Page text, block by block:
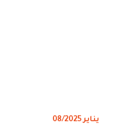
يناير 08/2025